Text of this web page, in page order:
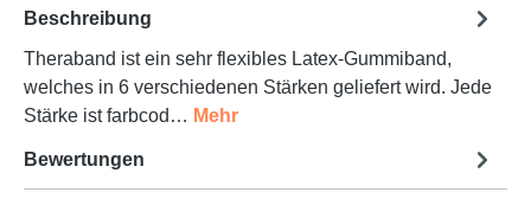
Beschreibung
Theraband ist ein sehr flexibles Latex-Gummiband,
welches in 6 verschiedenen Stärken geliefert wird. Jede
Stärke ist farbcod… Mehr
Bewertungen